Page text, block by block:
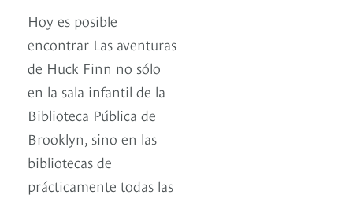
Hoy es posible
encontrar Las aventuras
de Huck Finn no sólo
en la sala infantil de la
Biblioteca Pública de
Brooklyn, sino en las
bibliotecas de
prácticamente todas las